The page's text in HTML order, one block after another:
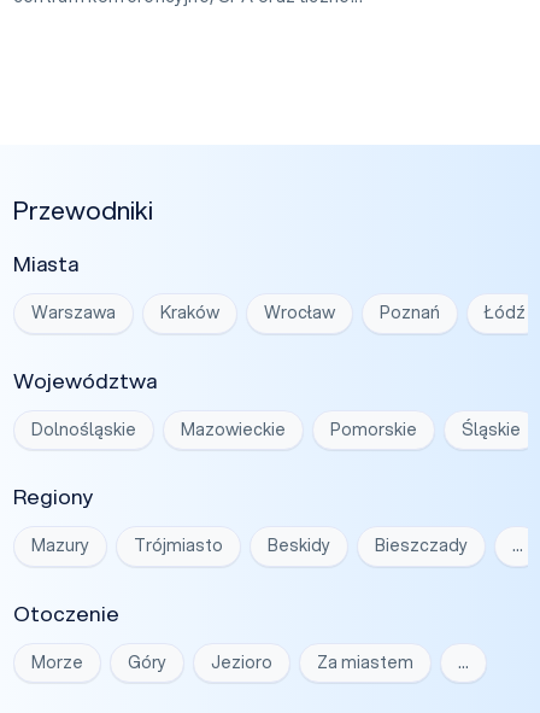
Przewodniki
Miasta
Warszawa Kraków Wrocław Poznań Łódź
Województwa
Dolnośląskie Mazowieckie Pomorskie Śląskie
Regiony
Mazury Trójmiasto Beskidy Bieszczady …
Otoczenie
Morze Góry Jezioro Za miastem …